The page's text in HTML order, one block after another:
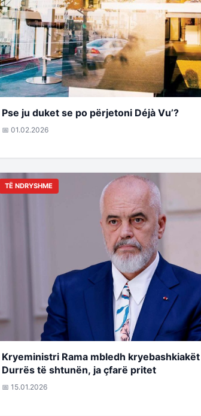
Pse ju duket se po përjetoni Déjà Vu’?
📅 01.02.2026
TË NDRYSHME
Kryeministri Rama mbledh
Durrës të shtunën, ja çfarë pritet
📅 15.01.2026